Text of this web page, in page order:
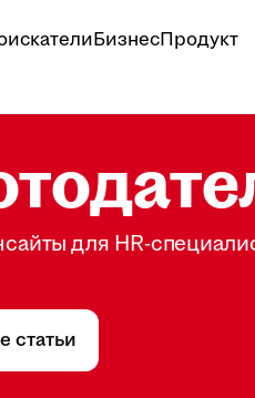
БизнесПродукт
для HR-
статьи